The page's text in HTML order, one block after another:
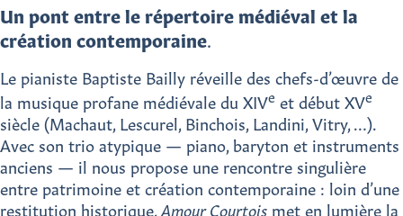
Un pont entre le répertoire médiéval et la
création contemporaine.
Le pianiste Baptiste Bailly réveille des chefs-d’œuvre de
la musique profane médiévale du XIVe et début XVe
siècle (Machaut, Lescurel, Binchois, Landini, Vitry, …).
Avec son trio atypique — piano, baryton et instruments
anciens — il nous propose une rencontre singulière
entre patrimoine et création contemporaine : loin d’une
restitution historique,Amour Courtois met en lumière la